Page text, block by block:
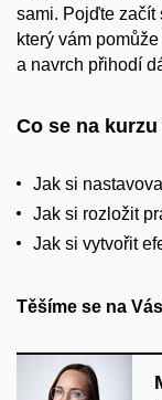
sami. Pojďte začít
který vám
a navrch přihodí
Co se na
Jak si
Jak si rozložit
Jak si vytvořit
Těšíme se na